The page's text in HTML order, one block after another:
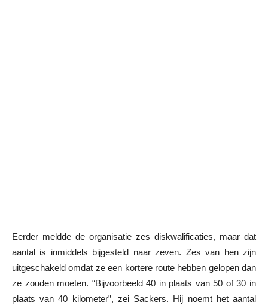
Eerder meldde de organisatie zes diskwalificaties, maar dat
aantal is inmiddels bijgesteld naar zeven. Zes van hen zijn
uitgeschakeld omdat ze een kortere route hebben gelopen dan
ze zouden moeten. “Bijvoorbeeld 40 in plaats van 50 of 30 in
plaats van 40 kilometer”, zei Sackers. Hij noemt het aantal